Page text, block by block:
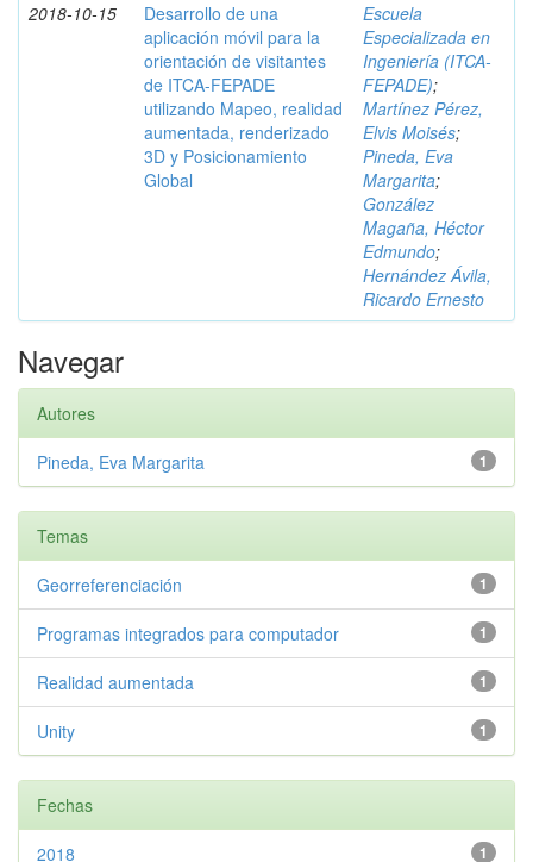
2018-10-15
Desarrollo de una
aplicación móvil para la
orientación de visitantes
de ITCA-FEPADE
utilizando Mapeo, realidad
aumentada, renderizado
3D y Posicionamiento
Global
Escuela
Especializada en
Ingeniería (ITCA-
FEPADE);
Martínez Pérez,
Elvis Moisés;
Pineda, Eva
Margarita;
González
Magaña, Héctor
Edmundo;
Hernández Ávila,
Ricardo Ernesto
Navegar
Autores
1
Pineda, Eva Margarita
Temas
1
Georreferenciación
1
Programas integrados para computador
1
Realidad aumentada
1
Unity
Fechas
1
2018